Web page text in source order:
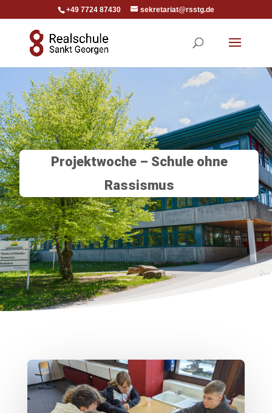
+49 7724 87430 sekretariat@rsstg.de
Projektwoche – Schule ohne
Rassismus